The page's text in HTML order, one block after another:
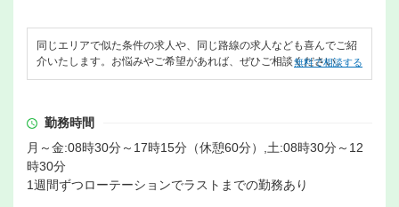
同じエリアで似た条件の求人や、同じ路線の求人なども喜んでご紹
介いたします。お悩みやご希望があれば、ぜひご相談ください。
無料で相談する
勤務時間
月～金:08時30分～17時15分（休憩60分）,土:08時30分～12
時30分
1週間ずつローテーションでラストまでの勤務あり